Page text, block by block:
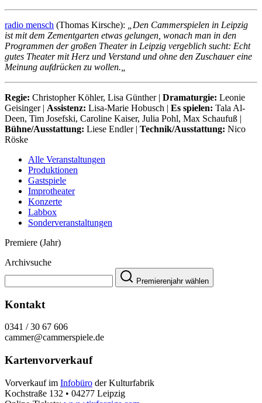
radio mensch (Thomas Kirsche):
„Den Cammerspielen in Leipzig
ist mit dem Zementgarten etwas gelungen, wonach man in den
Programmen der großen Theater in Leipzig vergeblich sucht: Echt
gutes Theater mit Herz und Verstand und ohne den Zuschauer eine
Meinung aufdrücken zu wollen.
Regie: Christopher Köhler, Lisa Günther | Dramaturgie: Leonie
Geisinger | Assistenz: Lisa-Marie Hobusch | Es spielen: Tala Al-
Deen, Tim Josefski, Caroline Kaiser, Julia Pohl, Max Schaufuß |
Bühne/Ausstattung: Liese Endler | Technik/Ausstattung: Nico
Röske
Alle Veranstaltungen
Produktionen
Gastspiele
Improtheater
Konzerte
Labbox
Sonderveranstaltungen
Premiere (Jahr)
Archivsuche
Premierenjahr wählen
Kontakt
0341 / 30 67 606
cammer@cammerspiele.de
Kartenvorverkauf
Vorverkauf im Infobüro der Kulturfabrik
Kochstraße 132 • 04277 Leipzig